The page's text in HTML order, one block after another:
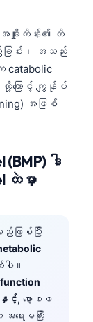
ျိုးကိန်း၏ တိ
ခြင်း၊ အသည်း
catabolic
ထို့ကြောင့် ကျွန်ုပ်
အဖြစ်
ဒါ
ထဲမှာ
ြစ်ပြီး
ါ။
နှင့်, ဖော့စဖ
ရေးမကြီး